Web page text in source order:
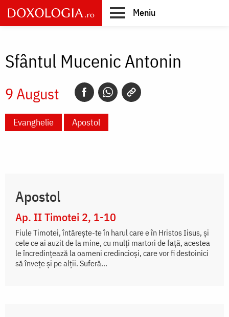
Skip
to
main
Meniu
Sfântul Mucenic Antonin
9 August
Evanghelie Apostol
Apostol
Ap. II Timotei 2, 1-10
Fiule Timotei, întăreşte-te în harul care e în Hristos Iisus, şi
cele ce ai auzit de la mine, cu mulţi martori de faţă, acestea
le încredinţează la oameni credincioşi, care vor fi destoinici
să înveţe şi pe alţii. Suferă...